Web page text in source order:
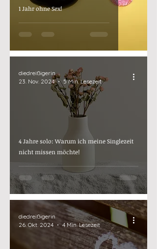
1 Jahr ohne Sex!
4 Jahre solo: Warum ich meine Singlezeit
nicht missen möchte!
diedreißigerin
23. Nov. 2024
5 Min. Lesezeit
diedreißigerin
26. Okt. 2024
4 Min. Lesezeit